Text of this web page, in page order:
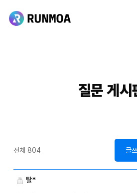
질문 게시
전체 804 글
탈*